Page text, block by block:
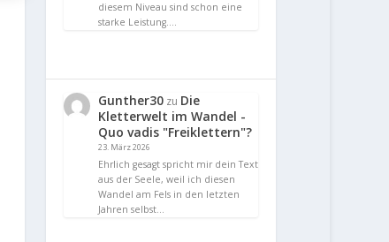
diesem Niveau sind schon eine
starke Leistung.…
Gunther30 zu Die
Kletterwelt im Wandel -
Quo vadis "Freiklettern"?
23. März 2026
Ehrlich gesagt spricht mir dein Text
aus der Seele, weil ich diesen
Wandel am Fels in den letzten
Jahren selbst…